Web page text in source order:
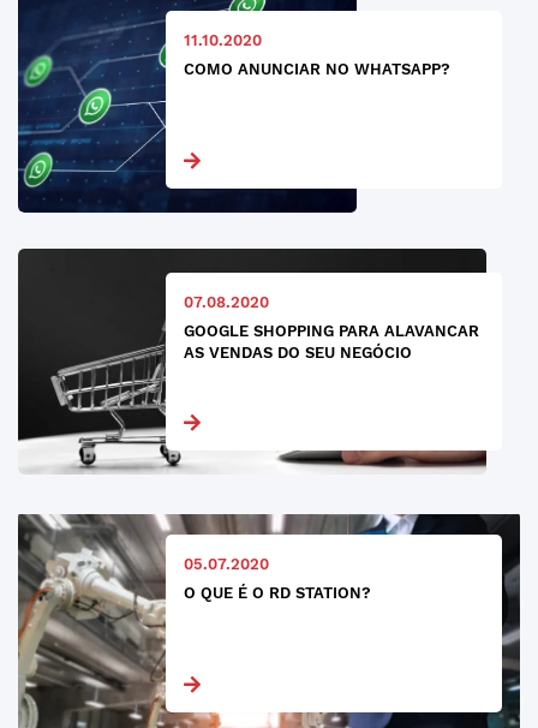
11.10.2020
COMO ANUNCIAR NO WHATSAPP?
07.08.2020
GOOGLE SHOPPING PARA ALAVANCAR
AS VENDAS DO SEU NEGÓCIO
05.07.2020
O QUE É O RD STATION?